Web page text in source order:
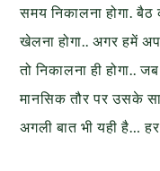
समय निकालना होगा. बैठ
खेलना होगा.. अगर हमें
तो निकालना ही होगा..
मानसिक तौर पर उसके
अगली बात भी यही है…